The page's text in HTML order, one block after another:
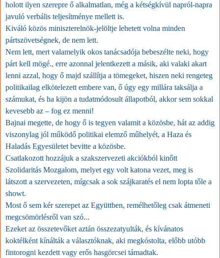
holott ilyen szerepre ő alkalmatlan, még a kétségkívül napról-napra
javuló verbális teljesítménye mellett is.
Kiváló közös miniszterelnök-jelöltje lehetett volna minden
pártszövetségnek, de nem lett.
Nem lett, mert valamelyik okos tanácsadója bebeszélte neki, hogy
párt kell mögé., erre azonnal jelentkezett a másik, aki valaki akart
lenni azzal, hogy ő majd szállítja a tömegeket, hiszen neki rengeteg
politikailag elkötelezett embere van, ő úgy egy millára taksálja a
számukat, és ha kijön a tudatmódosult állapotból, akkor sem sokkal
kevesebb az – fog ez menni!
Bajnai megette, de hogy ő is tegyen valamit a közösbe, hát az addig
viszonylag jól működő politikai elemző műhelyét, a Haza és
Haladás Egyesületet bevitte a közösbe.
Csatlakozott hozzájuk a szakszervezeti akciókból kinőtt
Szolidaritás Mozgalom, melyet egy volt katona vezet, meg is
látszott a szervezeten, mígcsak a sok szájkaratés el nem lopta tőle a
showt.
Most ő sem kér szerepet az Együttben, remélhetőleg csak átmeneti
megcsömörlésről van szó...
Ezeket az összetevőket aztán összezatyulták, és kívánatos
koktélként kínálták a választóknak, aki megkóstolta, előbb utóbb
fintorogni kezdett vagy erős hasgörcsei támadtak.